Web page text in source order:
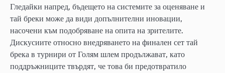
Гледайки напред, бъдещето на системите за оценяване и
тай бреки може да види допълнителни иновации,
насочени към подобряване на опита на зрителите.
Дискусиите относно внедряването на финален сет тай
брека в турнири от Голям шлем продължават, като
поддръжниците твърдят, че това би предотвратило